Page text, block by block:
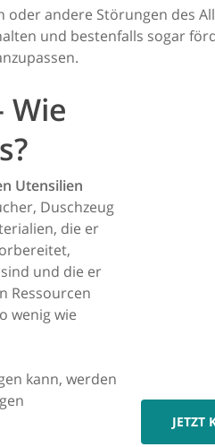
andere Störungen des
und bestenfalls sogar
Wie
Utensilien
Duschzeug
die er
und die er
Ressourcen
wenig wie
kann, werden
JETZT